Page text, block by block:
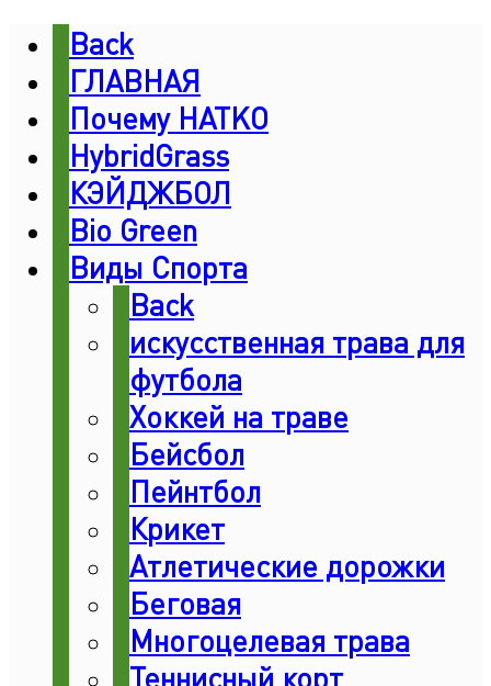
Back
ГЛАВНАЯ
Почему HATKO
HybridGrass
КЭЙДЖБОЛ
Bio Green
Виды Спорта
Back
искусственная трава для
футбола
Хоккей на траве
Бейсбол
Пейнтбол
Крикет
Атлетические дорожки
Беговая
Многоцелевая трава
Теннисный корт